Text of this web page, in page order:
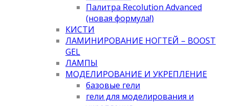
Палитра Recolution Advanced
(новая формула!)
КИСТИ
ЛАМИНИРОВАНИЕ НОГТЕЙ – BOOST
GEL
ЛАМПЫ
МОДЕЛИРОВАНИЕ И УКРЕПЛЕНИЕ
базовые гели
гели для моделирования и